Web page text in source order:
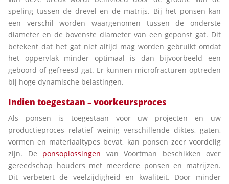
speling tussen de drevel en de matrijs. Bij het ponsen kan
een verschil worden waargenomen tussen de onderste
diameter en de bovenste diameter van een geponst gat. Dit
betekent dat het gat niet altijd mag worden gebruikt omdat
het oppervlak minder optimaal is dan bijvoorbeeld een
geboord of gefreesd gat. Er kunnen microfracturen optreden
bij hoge dynamische belastingen.
Indien toegestaan – voorkeursproces
Als ponsen is toegestaan voor uw projecten en uw
productieproces relatief weinig verschillende diktes, gaten,
vormen en materiaaltypes bevat, kan ponsen zeer voordelig
zijn. De ponsoplossingen van Voortman beschikken over
gereedschap houders met meerdere ponsen en matrijzen.
Dit verbetert de veelzijdigheid en kwaliteit. Door minder